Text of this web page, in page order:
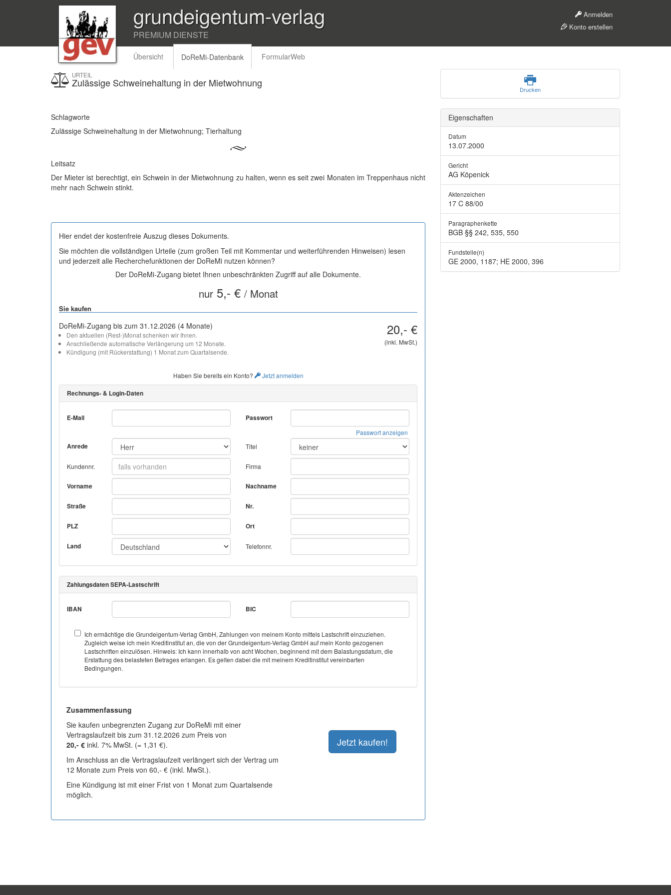
Anmelden
Konto erstellen
grundeigentum-verlag
PREMIUM DIENSTE
Übersicht DoReMi-Datenbank FormularWeb
URTEIL
Zulässige Schweinehaltung in der Mietwohnung
Schlagworte
Zulässige Schweinehaltung in der Mietwohnung; Tierhaltung
Leitsatz
Der Mieter ist berechtigt, ein Schwein in der Mietwohnung zu halten, wenn es seit zwei Monaten im Treppenhaus nicht
mehr nach Schwein stinkt.
Hier endet der kostenfreie Auszug dieses Dokuments.
Sie möchten die vollständigen Urteile (zum großen Teil mit Kommentar und weiterführenden Hinweisen) lesen
und jederzeit alle Recherchefunktionen der DoReMi nutzen können?
Der DoReMi-Zugang bietet Ihnen unbeschränkten Zugriff auf alle Dokumente.
nur5,- € / Monat
Sie kaufen
DoReMi-Zugang bis zum 31.12.2026 (4 Monate)
Den aktuellen (Rest-)Monat schenken wir Ihnen.
Anschließende automatische Verlängerung um 12 Monate.
Kündigung (mit Rückerstattung) 1 Monat zum Quartalsende.
20,- €
(inkl. MwSt.)
Haben Sie bereits ein Konto? Jetzt anmelden
Rechnungs- & Login-Daten
E-Mail Passwort
Passwort anzeigen
Anrede Titel
Kundennr. Firma
Vorname Nachname
Straße Nr.
PLZ Ort
Land Telefonnr.
Zahlungsdaten SEPA-Lastschrift
IBAN BIC
Ich ermächtige die Grundeigentum-Verlag GmbH, Zahlungen von meinem Konto mittels Lastschrift einzuziehen.
Zugleich weise ich mein Kreditinstitut an, die von der Grundeigentum-Verlag GmbH auf mein Konto gezogenen
Lastschriften einzulösen. Hinweis: Ich kann innerhalb von acht Wochen, beginnend mit dem Balastungsdatum, die
Erstattung des belasteten Betrages erlangen. Es gelten dabei die mit meinem Kreditinstitut vereinbarten
Bedingungen.
Zusammenfassung
Sie kaufen unbegrenzten Zugang zur DoReMi mit einer
Vertragslaufzeit bis zum 31.12.2026 zum Preis von
20,- € inkl. 7% MwSt. (= 1,31 €).
Im Anschluss an die Vertragslaufzeit verlängert sich der Vertrag um
12 Monate zum Preis von 60,- € (inkl. MwSt.).
Eine Kündigung ist mit einer Frist von 1 Monat zum Quartalsende
möglich.
Drucken
Eigenschaften
Datum
13.07.2000
Gericht
AG Köpenick
Aktenzeichen
17 C 88/00
Paragraphenkette
BGB §§ 242, 535, 550
Fundstelle(n)
GE 2000, 1187; HE 2000, 396